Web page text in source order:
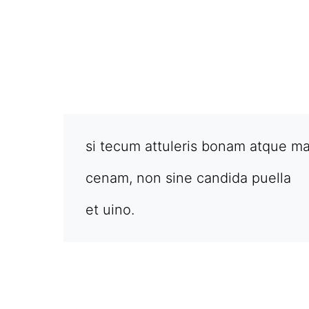
si tecum attuleris bonam atque
cenam, non sine candida puella
et uino.